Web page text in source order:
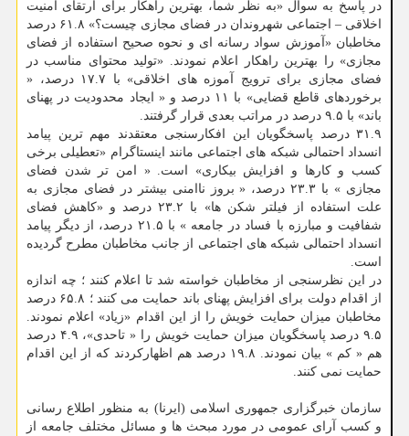
در پاسخ به سوال «به نظر شما، بهترین راهکار برای ارتقای امنیت
اخلاقی – اجتماعی شهروندان در فضای مجازی چیست؟» ۶۱.۸ درصد
مخاطبان «آموزش سواد رسانه ای و نحوه صحیح استفاده از فضای
مجازی» را بهترین راهکار اعلام نمودند. «تولید محتوای مناسب در
فضای مجازی برای ترویج آموزه های اخلاقی» با ۱۷.۷ درصد، «
برخوردهای قاطع قضایی» با ۱۱ درصد و « ایجاد محدودیت در پهنای
باند» با ۹.۵ درصد در مراتب بعدی قرار گرفتند.
۳۱.۹ درصد پاسخگویان این افکارسنجی معتقدند مهم ترین پیامد
انسداد احتمالی شبکه های اجتماعی مانند اینستاگرام «تعطیلی برخی
کسب و کارها و افزایش بیکاری» است. « امن تر شدن فضای
مجازی » با ۲۳.۳ درصد، « بروز ناامنی بیشتر در فضای مجازی به
علت استفاده از فیلتر شکن ها» با ۲۳.۲ درصد و «کاهش فضای
شفافیت و مبارزه با فساد در جامعه » با ۲۱.۵ درصد، از دیگر پیامد
انسداد احتمالی شبکه های اجتماعی از جانب مخاطبان مطرح گردیده
است.
در این نظرسنجی از مخاطبان خواسته شد تا اعلام کنند ؛ چه اندازه
از اقدام دولت برای افزایش پهنای باند حمایت می کنند ؛ ۶۵.۸ درصد
مخاطبان میزان حمایت خویش را از این اقدام «زیاد» اعلام نمودند.
۹.۵ درصد پاسخگویان میزان حمایت خویش را « تاحدی»، ۴.۹ درصد
هم « کم » بیان نمودند. ۱۹.۸ درصد هم اظهارکردند که از این اقدام
حمایت نمی کنند.
سازمان خبرگزاری جمهوری اسلامی (ایرنا) به منظور اطلاع رسانی
و کسب آرای عمومی در مورد مبحث ها و مسائل مختلف جامعه از